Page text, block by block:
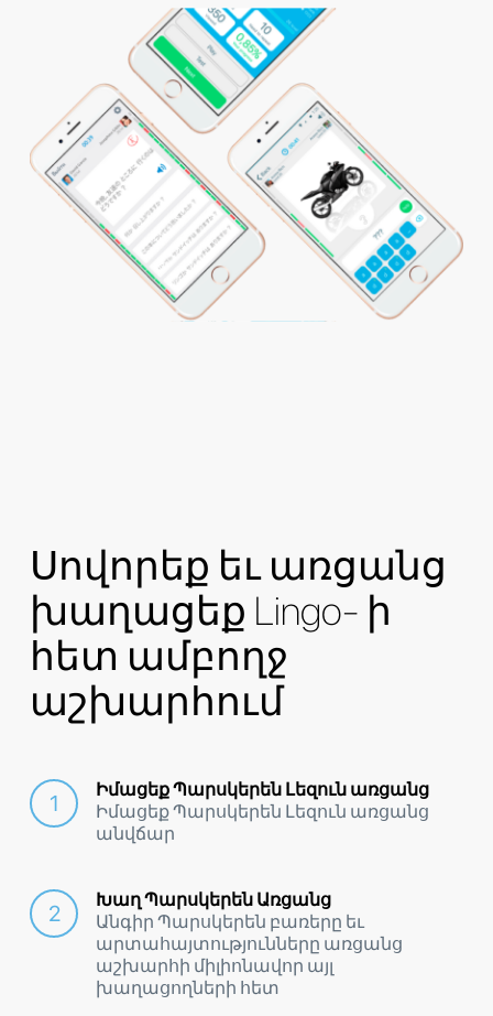
Սովորեք եւ առցանց
խաղացեք Lingo- ի
հետ ամբողջ
աշխարհում
Իմացեք Պարսկերեն Լեզուն առցանց
Իմացեք Պարսկերեն Լեզուն առցանց
անվճար
Խաղ Պարսկերեն Առցանց
Անգիր Պարսկերեն բառերը եւ
արտահայտությունները առցանց
աշխարհի միլիոնավոր այլ
խաղացողների հետ